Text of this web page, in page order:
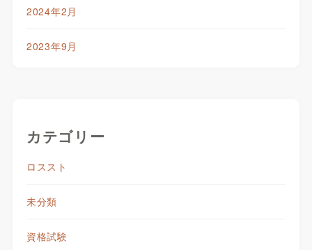
2024年2月
2023年9月
カテゴリー
ロススト
未分類
資格試験